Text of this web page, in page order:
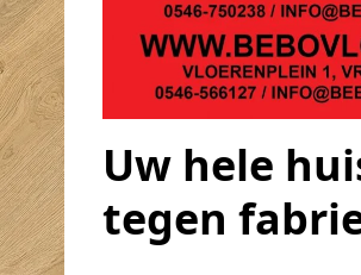
Uw hele
tegen